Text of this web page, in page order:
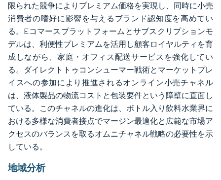
限られた競争によりプレミアム価格を実現し、同時に小売
消費者の嗜好に影響を与えるブランド認知度を高めてい
る。Eコマースプラットフォームとサブスクリプションモ
デルは、利便性プレミアムを活用し顧客ロイヤルティを育
成しながら、家庭・オフィス配送サービスを強化してい
る。ダイレクトトゥコンシューマー戦術とマーケットプレ
イスへの参加により推進されるオンライン小売チャネル
は、液体製品の物流コストと包装要件という障壁に直面し
ている。このチャネルの進化は、ボトル入り飲料水業界に
おける多様な消費者接点でマージン最適化と広範な市場ア
クセスのバランスを取るオムニチャネル戦略の必要性を示
している。
地域分析